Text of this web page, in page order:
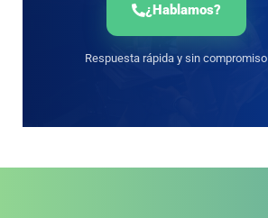
¿Hablamos?
Respuesta rápida y sin compromiso